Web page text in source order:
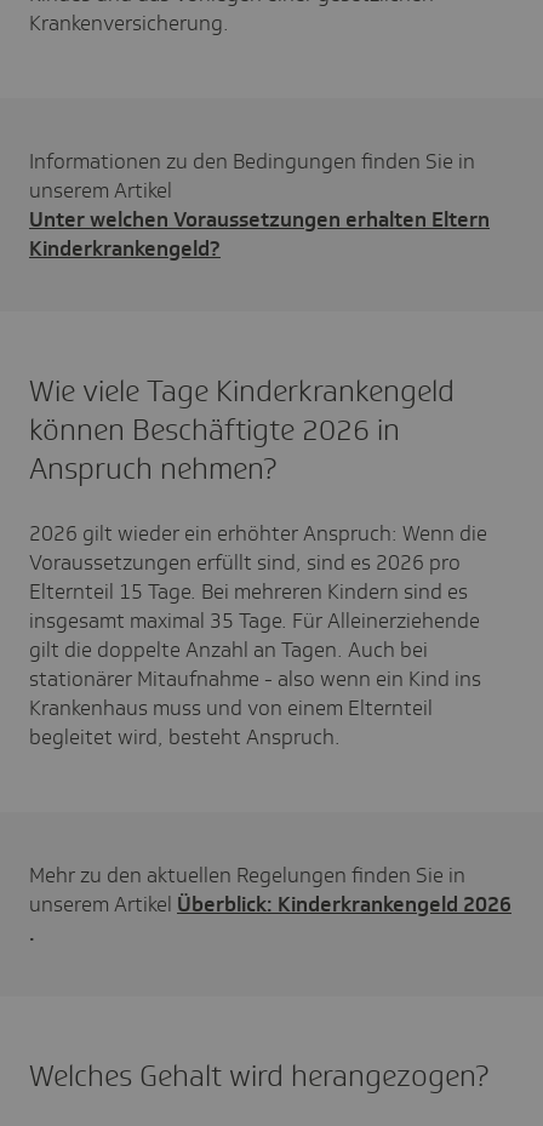
Krankenversicherung.
Informationen zu den Bedingungen finden Sie in
unserem Artikel
Unter welchen Voraussetzungen erhalten Eltern
Kinderkrankengeld?
Wie viele Tage Kinderkrankengeld
können Beschäftigte 2026 in
Anspruch nehmen?
2026 gilt wieder ein erhöhter Anspruch: Wenn die
Voraussetzungen erfüllt sind, sind es 2026 pro
Elternteil 15 Tage. Bei mehreren Kindern sind es
insgesamt maximal 35 Tage. Für Alleinerziehende
gilt die doppelte Anzahl an Tagen. Auch bei
stationärer Mitaufnahme - also wenn ein Kind ins
Krankenhaus muss und von einem Elternteil
begleitet wird, besteht Anspruch.
Mehr zu den aktuellen Regelungen finden Sie in
unserem Artikel Überblick: Kinderkrankengeld 2026
.
Welches Gehalt wird herangezogen?